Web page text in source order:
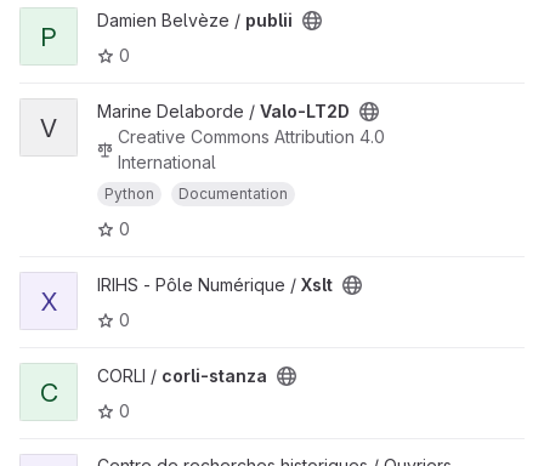
P
Damien Belvèze / publii
0
V
Marine Delaborde / Valo-LT2D
Creative Commons Attribution 4.0
International
Python Documentation
0
X
IRIHS - Pôle Numérique / Xslt
0
C
CORLI / corli-stanza
0